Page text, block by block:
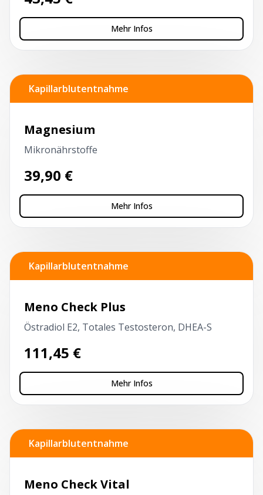
Mehr Infos
Kapillarblutentnahme
Magnesium
Mikronährstoffe
39,90 €
Mehr Infos
Kapillarblutentnahme
Meno Check Plus
Östradiol E2, Totales Testosteron, DHEA-S
111,45 €
Mehr Infos
Kapillarblutentnahme
Meno Check Vital